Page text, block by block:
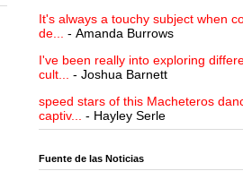
It's always a touchy subject when
de...
- Amanda Burrows
I've been really into exploring
cult...
- Joshua Barnett
speed stars of this Macheteros
captiv...
- Hayley Serle
Fuente de las Noticias